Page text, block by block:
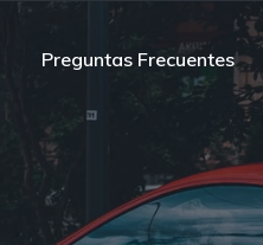
Preguntas Frecuentes